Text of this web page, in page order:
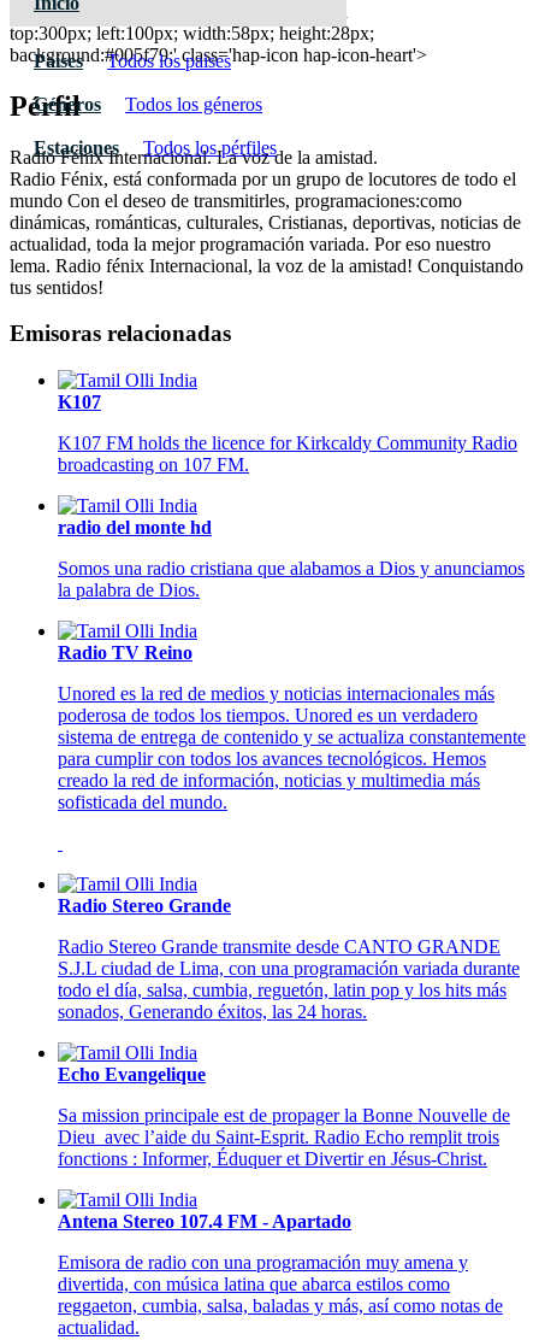
Paises Todos los paises
Géneros Todos los géneros
Estaciones Todos los pérfiles
Fénix Radio Concepción 97.9 FM - Intibucá
top:300px; left:100px; width:58px; height:28px;
background:#005f79;' class='hap-icon hap-icon-heart'>
Pérfil
Radio Fénix Internacional. La voz de la amistad.
Radio Fénix, está conformada por un grupo de locutores de todo el
mundo Con el deseo de transmitirles, programaciones:como
dinámicas, románticas, culturales, Cristianas, deportivas, noticias de
actualidad, toda la mejor programación variada. Por eso nuestro
lema. Radio fénix Internacional, la voz de la amistad! Conquistando
tus sentidos!
Emisoras relacionadas
K107
K107 FM holds the licence for Kirkcaldy Community Radio
broadcasting on 107 FM.
radio del monte hd
Somos una radio cristiana que alabamos a Dios y anunciamos
la palabra de Dios.
Radio TV Reino
Unored es la red de medios y noticias internacionales más
poderosa de todos los tiempos. Unored es un verdadero
sistema de entrega de contenido y se actualiza constantemente
para cumplir con todos los avances tecnológicos. Hemos
creado la red de información, noticias y multimedia más
sofisticada del mundo.
Radio Stereo Grande
Radio Stereo Grande transmite desde CANTO GRANDE
S.J.L ciudad de Lima, con una programación variada durante
todo el día, salsa, cumbia, reguetón, latin pop y los hits más
sonados, Generando éxitos, las 24 horas.
Echo Evangelique
Sa mission principale est de propager la Bonne Nouvelle de
Dieu avec l’aide du Saint-Esprit. Radio Echo remplit trois
fonctions : Informer, Éduquer et Divertir en Jésus-Christ.
Antena Stereo 107.4 FM - Apartado
Emisora de radio con una programación muy amena y
divertida, con música latina que abarca estilos como
reggaeton, cumbia, salsa, baladas y más, así como notas de
actualidad.